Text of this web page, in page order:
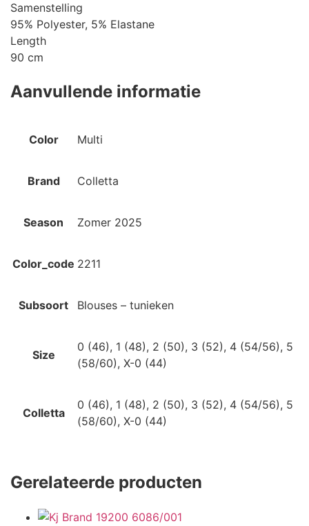
Samenstelling
95% Polyester, 5% Elastane
Length
90 cm
Aanvullende informatie
Color Multi
Brand Colletta
Season Zomer 2025
Color_code 2211
Subsoort Blouses – tunieken
Size
0 (46), 1 (48), 2 (50), 3 (52), 4 (54/56), 5
(58/60), X-0 (44)
Colletta
0 (46), 1 (48), 2 (50), 3 (52), 4 (54/56), 5
(58/60), X-0 (44)
Gerelateerde producten